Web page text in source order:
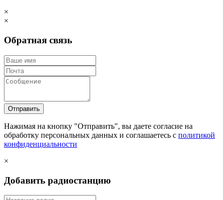
×
×
Обратная связь
Отправить
Нажимая на кнопку "Отправить", вы даете согласие на
обработку персональных данных и соглашаетесь c политикой
конфиденциальности
×
Добавить радиостанцию